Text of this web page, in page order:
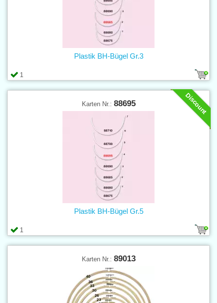
1
Plastik BH-Bügel Gr.3
Discount
Karten Nr.: 88695
1
Plastik BH-Bügel Gr.5
Karten Nr.: 89013